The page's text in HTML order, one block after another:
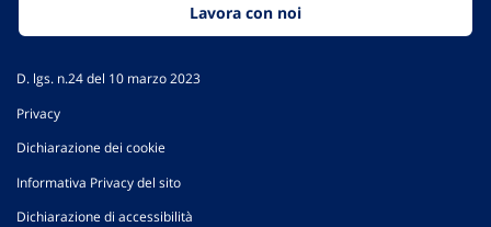
Lavora con noi
D. lgs. n.24 del 10 marzo 2023
Privacy
Dichiarazione dei cookie
Informativa Privacy del sito
Dichiarazione di accessibilità